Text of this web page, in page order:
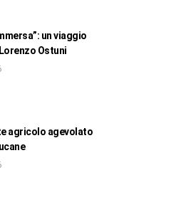
un viaggio
Ostuni
agricolo agevolato